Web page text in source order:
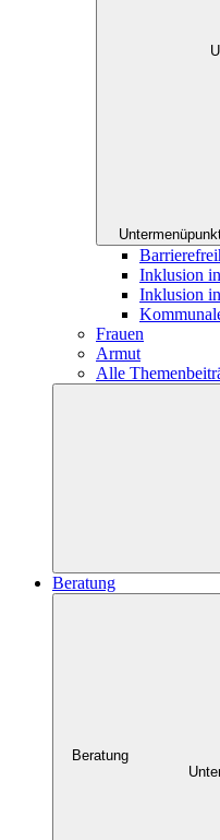
Inklusion
Inklusion
Frauen
Armut
Alle
Beratung
Beratung